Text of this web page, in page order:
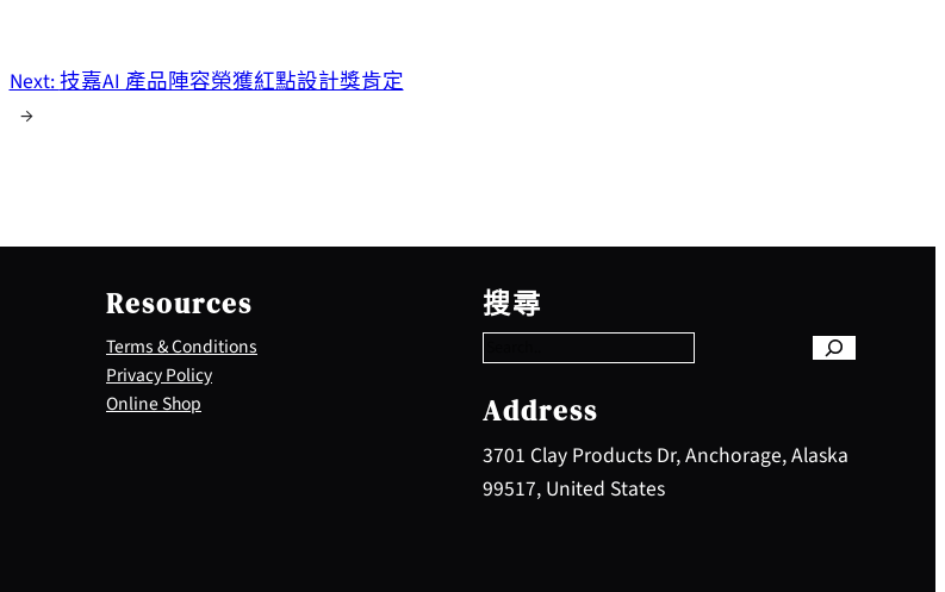
Next:技嘉AI 產品陣容榮獲紅點設計獎肯定
→
Resources
Terms & Conditions
Privacy Policy
Online Shop
搜尋
e
a
c
h
Address
3701 Clay Products Dr, Anchorage, Alaska
99517, United States